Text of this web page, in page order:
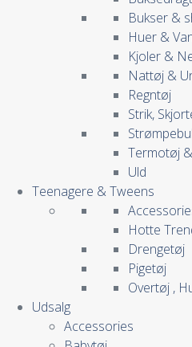
Bukser &
Huer &
Kjoler &
Nattøj &
Regntøj
Strik,
Termotøj
Uld
Teenagere & Tweens
Hotte
Drengetøj
Pigetøj
Overtøj ,
Udsalg
Accessories